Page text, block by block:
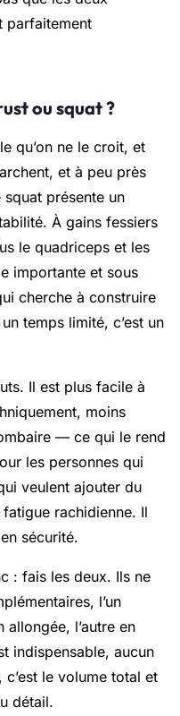
parfaitement
ou squat ?
qu’on ne le croit, et
et à peu près
présente un
À gains fessiers
le quadriceps et les
importante et sous
cherche à construire
temps limité, c’est un
Il est plus facile à
moins
— ce qui le rend
les personnes qui
veulent ajouter du
rachidienne. Il
sécurité.
: fais les deux. Ils ne
l’un
l’autre en
indispensable, aucun
c’est le volume total et
détail.